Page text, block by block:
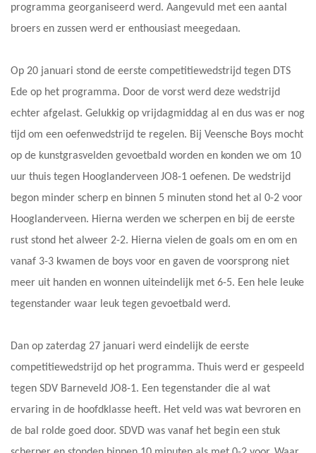
programma georganiseerd werd. Aangevuld met een aantal
broers en zussen werd er enthousiast meegedaan.
Op 20 januari stond de eerste competitiewedstrijd tegen DTS
Ede op het programma. Door de vorst werd deze wedstrijd
echter afgelast. Gelukkig op vrijdagmiddag al en dus was er nog
tijd om een oefenwedstrijd te regelen. Bij Veensche Boys mocht
op de kunstgrasvelden gevoetbald worden en konden we om 10
uur thuis tegen Hooglanderveen JO8-1 oefenen. De wedstrijd
begon minder scherp en binnen 5 minuten stond het al 0-2 voor
Hooglanderveen. Hierna werden we scherpen en bij de eerste
rust stond het alweer 2-2. Hierna vielen de goals om en om en
vanaf 3-3 kwamen de boys voor en gaven de voorsprong niet
meer uit handen en wonnen uiteindelijk met 6-5. Een hele leuke
tegenstander waar leuk tegen gevoetbald werd.
Dan op zaterdag 27 januari werd eindelijk de eerste
competitiewedstrijd op het programma. Thuis werd er gespeeld
tegen SDV Barneveld JO8-1. Een tegenstander die al wat
ervaring in de hoofdklasse heeft. Het veld was wat bevroren en
de bal rolde goed door. SDVD was vanaf het begin een stuk